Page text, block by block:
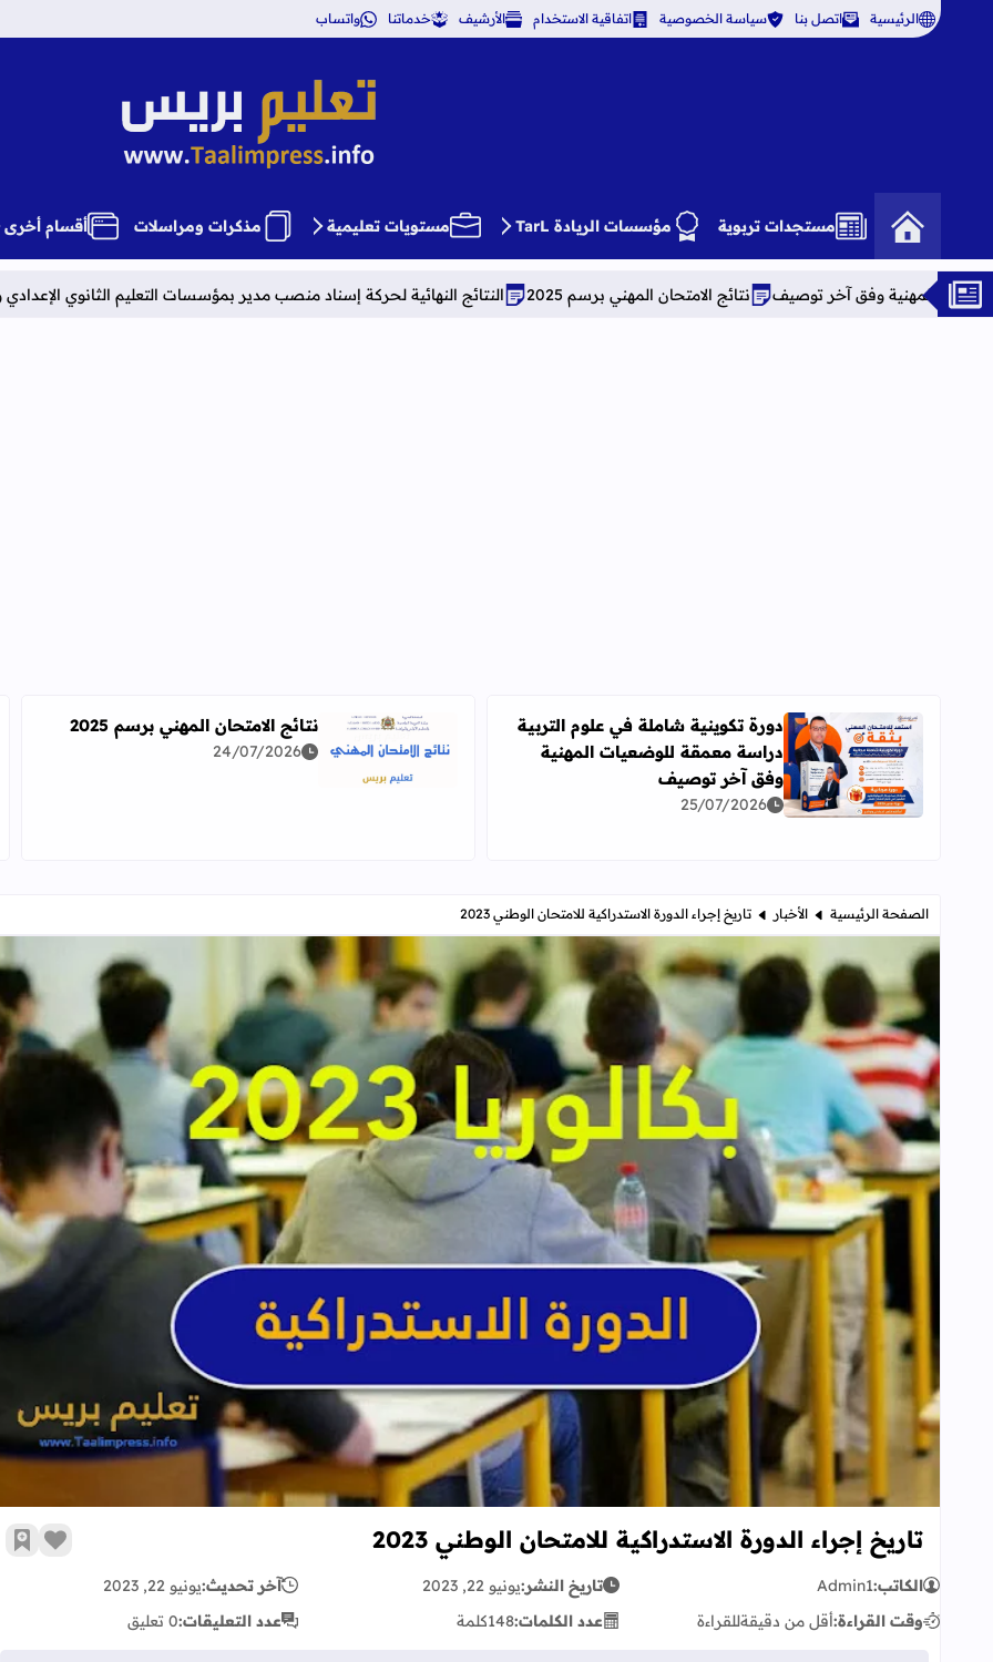
الرئيسية اتصل بنا سياسة الخصوصية اتفاقية الاستخدام الأرشيف خدماتنا واتساب
تعليم بريس TaalimPress
مستجدات تربوية مؤسسات الريادة TarL مستويات تعليمية مذكرات ومراسلات أقسام أخرى
نتائج الامتحان المهني برسم 2025 النتائج النهائية لحركة إسناد منصب مدير بمؤسسات التعليم الثانوي الإعدادي والتأهيلي بعد المقابلات لسنة
اقرأ المزيد عن دورة تكوينية شاملة في علوم التربية دراسة معمقة للوضعيات المهنية وفق آخر توصيف
دورة تكوينية شاملة في علوم التربية
دراسة معمقة للوضعيات المهنية
وفق آخر توصيف
25/07/2026
اقرأ المزيد عن نتائج الامتحان المهني برسم 2025
نتائج الامتحان المهني برسم 2025
24/07/2026
الصفحة الرئيسية الأخبار تاريخ إجراء الدورة الاستدراكية للامتحان الوطني 2023
تاريخ إجراء الدورة الاستدراكية للامتحان الوطني 2023
تاريخ إجراء الدورة الاستدراكية للامتحان الوطني 2023 زر
الكاتب:Admin1 تاريخ النشر:يونيو 22, 2023 آخر تحديث:يونيو 22, 2023
وقت القراءة:أقل من دقيقةللقراءة عدد الكلمات:148كلمة عدد التعليقات:0 تعليق